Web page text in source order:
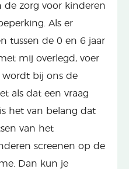
de zorg voor kinderen
Als er
tussen de 0 en 6 jaar
mij overlegd, voer
wordt bij ons de
als dat een vraag
het van belang dat
van het
screenen op de
Dan kun je